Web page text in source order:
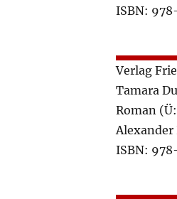
ISBN:
Verlag
Tamara
Roman
ISBN: